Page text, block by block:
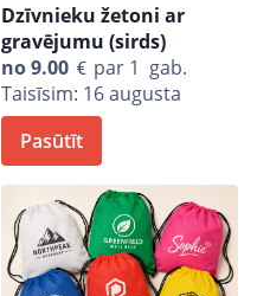
Dzīvnieku žetoni ar
gravējumu (sirds)
no9.00
par 1 gab.
Taisīsim: 16 augusta
Pasūtīt